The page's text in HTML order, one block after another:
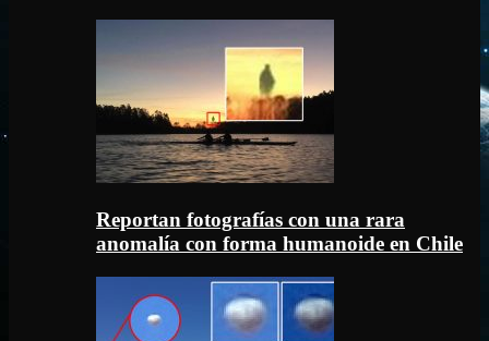
Reportan fotografías con una rara
anomalía con forma humanoide en Chile